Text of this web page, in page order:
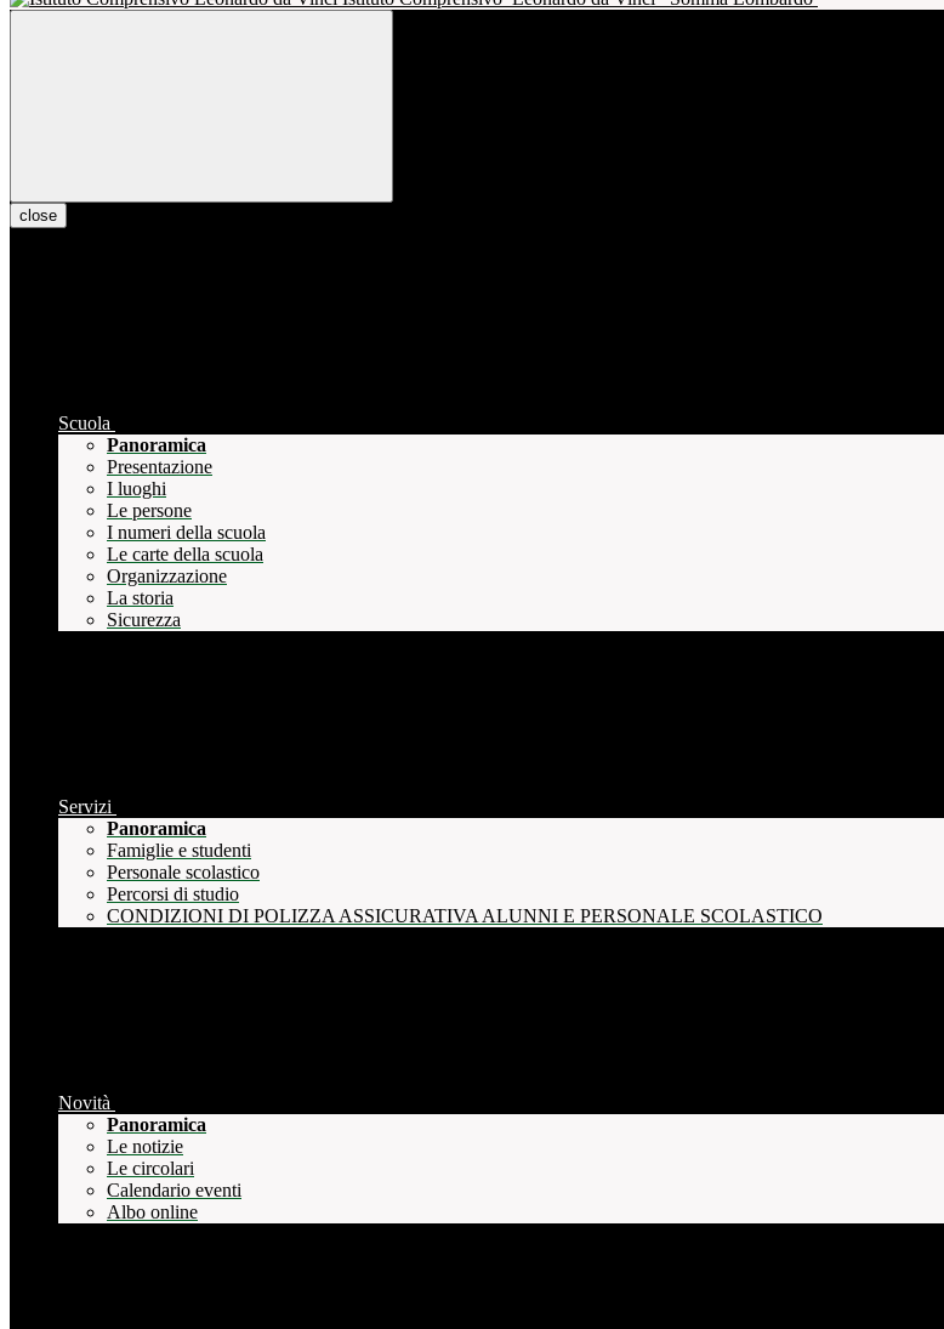
close
Scuola
Panoramica
Presentazione
I luoghi
Le persone
I numeri della scuola
Le carte della scuola
Organizzazione
La storia
Sicurezza
Servizi
Panoramica
Famiglie e studenti
Personale scolastico
Percorsi di studio
CONDIZIONI DI POLIZZA ASSICURATIVA ALUNNI E PERSONALE SCOLASTICO
Novità
Panoramica
Le notizie
Le circolari
Calendario eventi
Albo online